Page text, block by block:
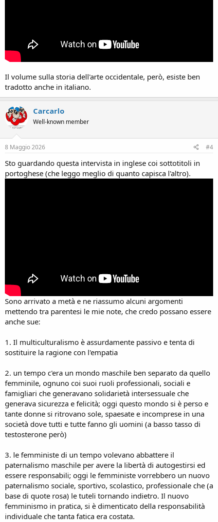
Il volume sulla storia dell'arte occidentale, però, esiste ben
tradotto anche in italiano.
Carcarlo
Well-known member
8 Maggio 2026 #4
Sto guardando questa intervista in inglese coi sottotitoli in
portoghese (che leggo meglio di quanto capisca l'altro).
Sono arrivato a metà e ne riassumo alcuni argomenti
mettendo tra parentesi le mie note, che credo possano essere
anche sue:
1. Il multiculturalismo è assurdamente passivo e tenta di
sostituire la ragione con l'empatia
2. un tempo c'era un mondo maschile ben separato da quello
femminile, ognuno coi suoi ruoli professionali, sociali e
famigliari che generavano solidarietà intersessuale che
generava sicurezza e felicità; oggi questo mondo si è perso e
tante donne si ritrovano sole, spaesate e incomprese in una
società dove tutti e tutte fanno gli uomini (a basso tasso di
testosterone però)
3. le femministe di un tempo volevano abbattere il
paternalismo maschile per avere la libertà di autogestirsi ed
essere responsabili; oggi le femministe vorrebbero un nuovo
paternalismo sociale, sportivo, scolastico, professionale che (a
base di quote rosa) le tuteli tornando indietro. Il nuovo
femminismo in pratica, si è dimenticato della responsabilità
individuale che tanta fatica era costata.